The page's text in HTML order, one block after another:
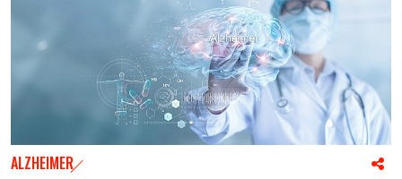
ALZHEIMER